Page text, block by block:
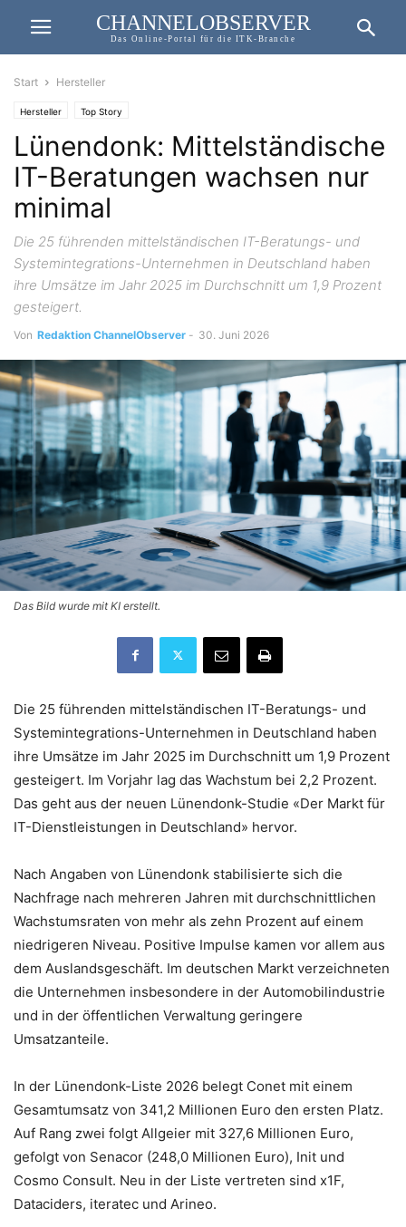
CHANNELOBSERVER
Das Online-Portal für die ITK-Branche
Start Hersteller
Hersteller Top Story
Lünendonk: Mittelständische
IT-Beratungen wachsen nur
minimal
Die 25 führenden mittelständischen IT-Beratungs- und
Systemintegrations-Unternehmen in Deutschland haben
ihre Umsätze im Jahr 2025 im Durchschnitt um 1,9 Prozent
gesteigert.
Von Redaktion ChannelObserver - 30. Juni 2026
Das Bild wurde mit KI erstellt.
Die 25 führenden mittelständischen IT-Beratungs- und
Systemintegrations-Unternehmen in Deutschland haben
ihre Umsätze im Jahr 2025 im Durchschnitt um 1,9 Prozent
gesteigert. Im Vorjahr lag das Wachstum bei 2,2 Prozent.
Das geht aus der neuen Lünendonk-Studie «Der Markt für
IT-Dienstleistungen in Deutschland» hervor.
Nach Angaben von Lünendonk stabilisierte sich die
Nachfrage nach mehreren Jahren mit durchschnittlichen
Wachstumsraten von mehr als zehn Prozent auf einem
niedrigeren Niveau. Positive Impulse kamen vor allem aus
dem Auslandsgeschäft. Im deutschen Markt verzeichneten
die Unternehmen insbesondere in der Automobilindustrie
und in der öffentlichen Verwaltung geringere
Umsatzanteile.
In der Lünendonk-Liste 2026 belegt Conet mit einem
Gesamtumsatz von 341,2 Millionen Euro den ersten Platz.
Auf Rang zwei folgt Allgeier mit 327,6 Millionen Euro,
gefolgt von Senacor (248,0 Millionen Euro), Init und
Cosmo Consult. Neu in der Liste vertreten sind x1F,
Dataciders, iteratec und Arineo.